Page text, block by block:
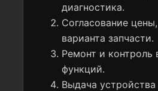
диагностика.
Согласование
варианта запчасти.
Ремонт и контроль
функций.
Выдача устройства